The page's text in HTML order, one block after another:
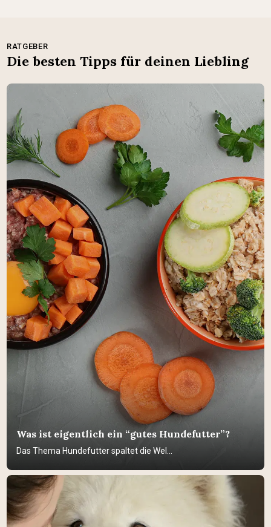
RATGEBER
Die besten Tipps für deinen Liebling
Was ist eigentlich ein “gutes Hundefutter”?
Das Thema Hundefutter spaltet die Wel...